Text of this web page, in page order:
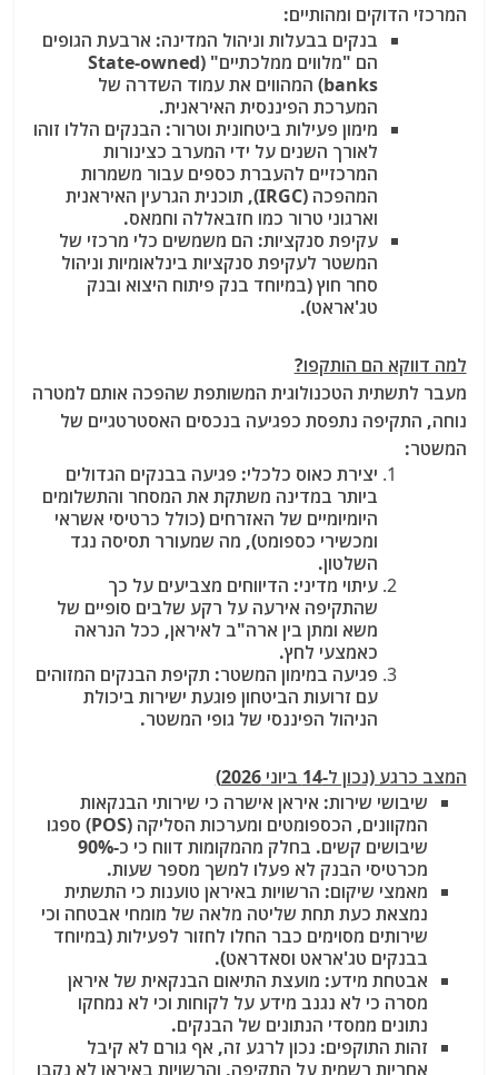
המרכזי הדוקים ומהותיים:
בנקים בבעלות וניהול המדינה: ארבעת הגופים
הם "מלווים ממלכתיים" (State-owned
banks) המהווים את עמוד השדרה של
המערכת הפיננסית האיראנית.
מימון פעילות ביטחונית וטרור: הבנקים הללו זוהו
לאורך השנים על ידי המערב כצינורות
המרכזיים להעברת כספים עבור משמרות
המהפכה (IRGC)
, תוכנית הגרעין האיראנית
וארגוני טרור כמו חזבאללה וחמאס.
עקיפת סנקציות: הם משמשים כלי מרכזי של
המשטר לעקיפת סנקציות בינלאומיות וניהול
סחר חוץ (במיוחד בנק פיתוח היצוא ובנק
טג'אראט).
למה דווקא הם הותקפו?
מעבר לתשתית הטכנולוגית המשותפת שהפכה אותם למטרה
נוחה, התקיפה נתפסת כפגיעה בנכסים האסטרטגיים של
המשטר:
יצירת כאוס כלכלי: פגיעה בבנקים הגדולים
ביותר במדינה משתקת את המסחר והתשלומים
היומיומיים של האזרחים (כולל כרטיסי אשראי
ומכשירי כספומט), מה שמעורר תסיסה נגד
השלטון.
עיתוי מדיני: הדיווחים מצביעים על כך
שהתקיפה אירעה על רקע שלבים סופיים של
משא ומתן בין ארה"ב לאיראן, ככל הנראה
כאמצעי לחץ.
פגיעה במימון המשטר: תקיפת הבנקים המזוהים
עם זרועות הביטחון פוגעת ישירות ביכולת
הניהול הפיננסי של גופי המשטר.
המצב כרגע (נכון ל-14 ביוני 2026)
שיבושי שירות: איראן אישרה כי שירותי הבנקאות
המקוונים, הכספומטים ומערכות הסליקה (POS) ספגו
שיבושים קשים. בחלק מהמקומות דווח כי כ-90%
מכרטיסי הבנק לא פעלו למשך מספר שעות.
מאמצי שיקום: הרשויות באיראן טוענות כי התשתית
נמצאת כעת תחת שליטה מלאה של מומחי אבטחה וכי
שירותים מסוימים כבר החלו לחזור לפעילות (במיוחד
בבנקים טג'אראט וסאדראט).
אבטחת מידע: מועצת התיאום הבנקאית של איראן
מסרה כי לא נגנב מידע על לקוחות וכי לא נמחקו
נתונים ממסדי הנתונים של הבנקים.
זהות התוקפים: נכון לרגע זה, אף גורם לא קיבל
אחריות רשמית על התקיפה, והרשויות באיראן לא נקבו